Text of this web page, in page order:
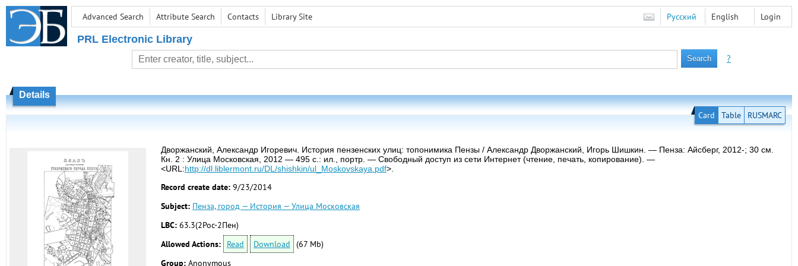
Advanced Search Attribute Search Contacts Library Site Login
Русский English
PRL Electronic Library
?
Details
Card Table RUSMARC
Дворжанский, Александр Игоревич. История пензенских улиц: топонимика Пензы / Александр Дворжанский, Игорь Шишкин. — Пенза: Айсберг, 2012-; 30 см.
Кн. 2 : Улица Московская, 2012 — 495 с.: ил., портр. — Свободный доступ из сети Интернет (чтение, печать, копирование). —
<URL:http://dl.liblermont.ru/DL/shishkin/ul_Moskovskaya.pdf>.
Record create date: 9/23/2014
Subject: Пенза, город — История — Улица Московская
LBC: 63.3(2Рос-2Пен)
Allowed Actions:
Read Download
(67 Mb)
Group: Anonymous